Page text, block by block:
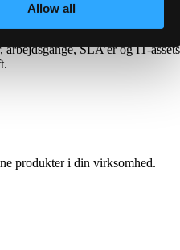
Allow all
SLA’er og IT-
produkter i din virksomhed.